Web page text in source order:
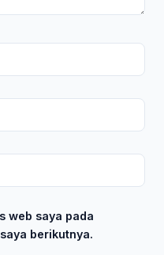
web saya pada
berikutnya.